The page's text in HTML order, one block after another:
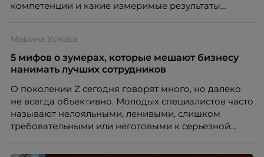
компетенции и какие измеримые результаты
закупкам направления «Минеральная изоляция»
компании ТЕХНОНИКОЛЬ.
Марина Ускова
5 мифов о зумерах, которые мешают бизнесу
нанимать лучших сотрудников
О поколении Z сегодня говорят много, но далеко
не всегда объективно. Молодых специалистов часто
называют нелояльными, ленивыми, слишком
требовательными или неготовыми к серьезной